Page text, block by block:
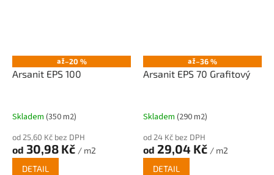
až–20 %
Arsanit EPS 100
Skladem (350 m2)
od 25,60 Kč bez DPH
od 30,98 Kč / m2
DETAIL
až–36 %
Arsanit EPS 70 Grafitový
Skladem (290 m2)
od 24 Kč bez DPH
od 29,04 Kč / m2
DETAIL